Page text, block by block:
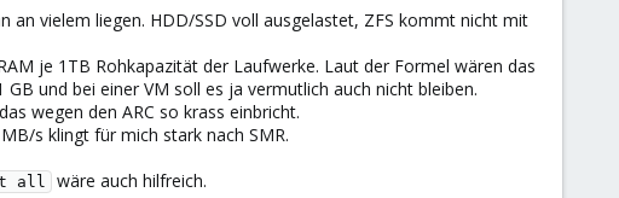
vielem liegen. HDD/SSD voll ausgelastet, ZFS kommt nicht mit
je 1TB Rohkapazität der Laufwerke. Laut der Formel wären das
und bei einer VM soll es ja vermutlich auch nicht bleiben.
wegen den ARC so krass einbricht.
s klingt für mich stark nach SMR.
all wäre auch hilfreich.